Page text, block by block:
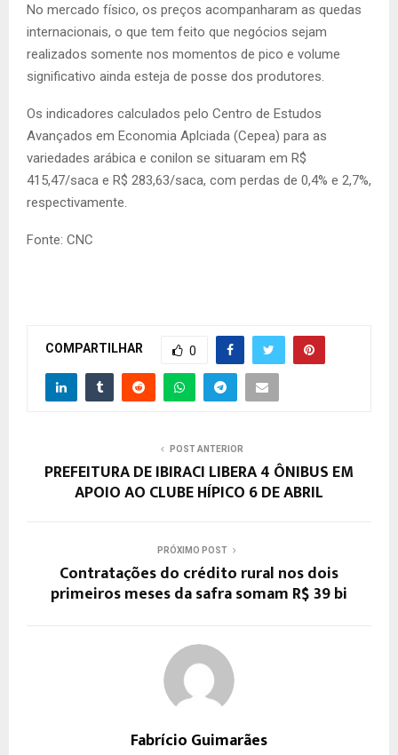
No mercado físico, os preços acompanharam as quedas
internacionais, o que tem feito que negócios sejam
realizados somente nos momentos de pico e volume
significativo ainda esteja de posse dos produtores.
Os indicadores calculados pelo Centro de Estudos
Avançados em Economia Aplciada (Cepea) para as
variedades arábica e conilon se situaram em R$
415,47/saca e R$ 283,63/saca, com perdas de 0,4% e 2,7%,
respectivamente.
Fonte: CNC
COMPARTILHAR 0
POST ANTERIOR
PREFEITURA DE IBIRACI LIBERA 4 ÔNIBUS EM
APOIO AO CLUBE HÍPICO 6 DE ABRIL
PRÓXIMO POST
Contratações do crédito rural nos dois
primeiros meses da safra somam R$ 39 bi
Fabrício Guimarães